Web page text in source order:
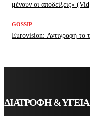
μένουν οι αποδείξεις»
GOSSIP
Eurovision: Αντιγραφή το
ΔΙΑΤΡΟΦΗ & ΥΓΕΙΑ